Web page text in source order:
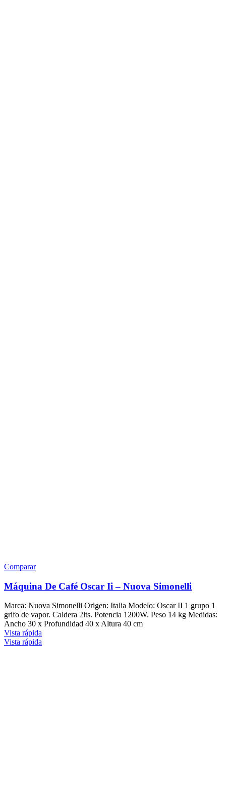
Comparar
Máquina De Café Oscar Ii – Nuova Simonelli
Marca: Nuova Simonelli Origen: Italia Modelo: Oscar II 1 grupo 1
grifo de vapor. Caldera 2lts. Potencia 1200W. Peso 14 kg Medidas:
Ancho 30 x Profundidad 40 x Altura 40 cm
Vista rápida
Vista rápida